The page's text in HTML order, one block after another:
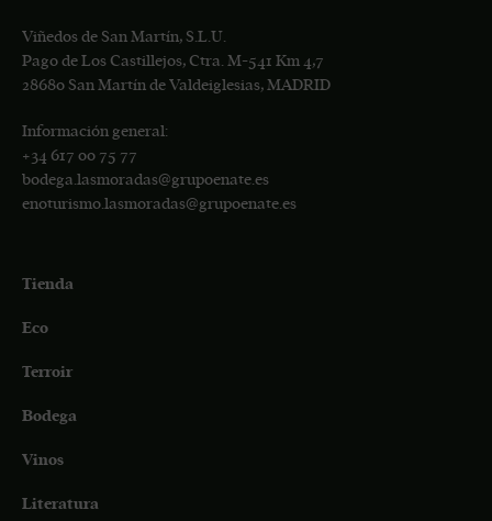
Viñedos de San Martín, S.L.U.
Pago de Los Castillejos, Ctra. M-541 Km 4,7
28680 San Martín de Valdeiglesias, MADRID
Información general:
+34 617 00 75 77
bodega.lasmoradas@grupoenate.es
enoturismo.lasmoradas@grupoenate.es
Tienda
Eco
Terroir
Bodega
Vinos
Literatura